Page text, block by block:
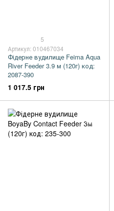
5
Артикул: 010467034
Фідерне вудилище Feima Aqua
River Feeder 3.9 м (120г) код:
2087-390
1 017.5 грн